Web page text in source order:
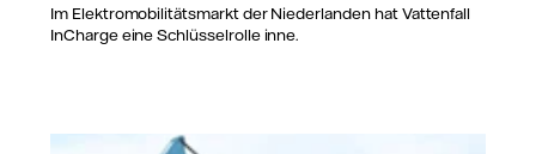
Im Elektromobilitätsmarkt der Niederlanden hat Vattenfall
InCharge eine Schlüsselrolle inne.